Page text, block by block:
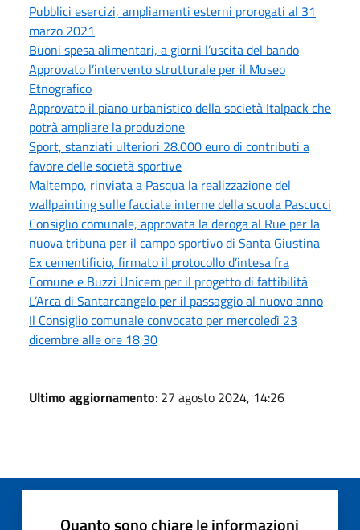
Pubblici esercizi, ampliamenti esterni prorogati al 31
marzo 2021
Buoni spesa alimentari, a giorni l’uscita del bando
Approvato l’intervento strutturale per il Museo
Etnografico
Approvato il piano urbanistico della società Italpack che
potrà ampliare la produzione
Sport, stanziati ulteriori 28.000 euro di contributi a
favore delle società sportive
Maltempo, rinviata a Pasqua la realizzazione del
wallpainting sulle facciate interne della scuola Pascucci
Consiglio comunale, approvata la deroga al Rue per la
nuova tribuna per il campo sportivo di Santa Giustina
Ex cementificio, firmato il protocollo d’intesa fra
Comune e Buzzi Unicem per il progetto di fattibilità
L’Arca di Santarcangelo per il passaggio al nuovo anno
Il Consiglio comunale convocato per mercoledì 23
dicembre alle ore 18,30
Ultimo aggiornamento: 27 agosto 2024, 14:26
Quanto sono chiare le informazioni